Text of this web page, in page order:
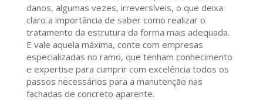
danos, algumas vezes, irreversíveis, o que deixa
claro a importância de saber como realizar o
tratamento da estrutura da forma mais adequada.
E vale aquela máxima, conte com empresas
especializadas no ramo, que tenham conhecimento
e expertise para cumprir com excelência todos os
passos necessários para a manutenção nas
fachadas de concreto aparente.